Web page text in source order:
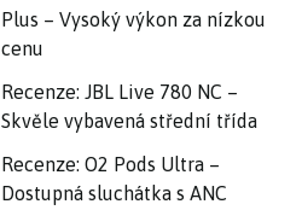
Plus – Vysoký výkon za nízkou
cenu
Recenze: JBL Live 780 NC –
Skvěle vybavená střední třída
Recenze: O2 Pods Ultra –
Dostupná sluchátka s ANC